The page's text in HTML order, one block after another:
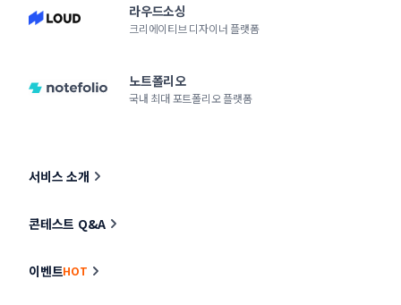
라우드소싱
크리에이티브 디자이너 플랫폼
노트폴리오
국내 최대 포트폴리오 플랫폼
서비스 소개
콘테스트 Q&A
이벤트HOT